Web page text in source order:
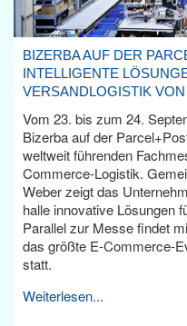
BIZERBA AUF DER
INTELLIGENTE
VERSANDLOGISTIK
Vom 23. bis zum 24.
Bizerba auf der
weltweit führenden
Commerce-Logistik.
Weber zeigt das
halle innovative Lösungen
Parallel zur Messe findet
das größte E-Commerce-
statt.
Weiterlesen...